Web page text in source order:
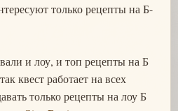
только рецепты на Б-
и лоу, и топ рецепты на Б
квест работает на всех
только рецепты на лоу Б